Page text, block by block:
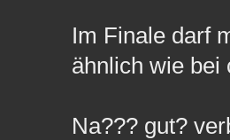
Im Finale darf
ähnlich wie bei
Na??? gut?